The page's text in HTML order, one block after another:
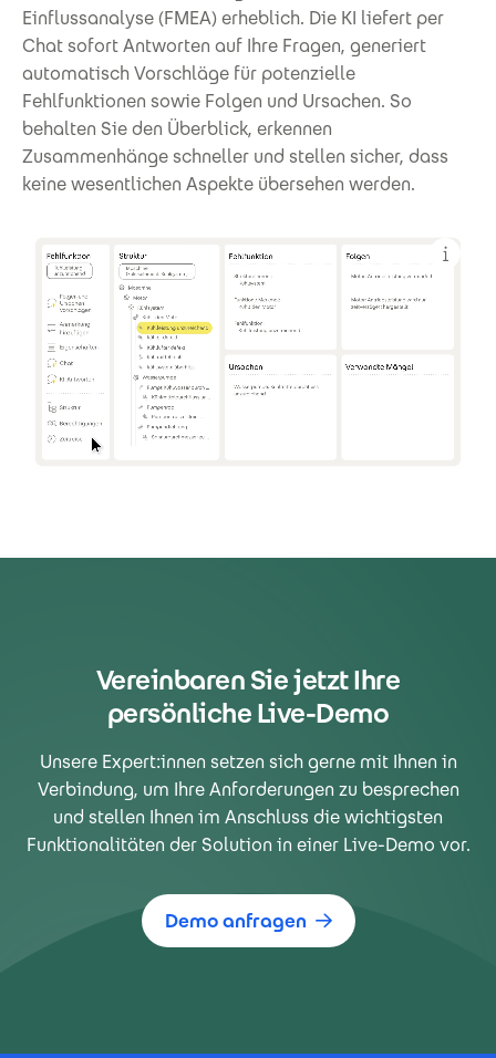
Einflussanalyse (FMEA) erheblich. Die KI liefert per
Chat sofort Antworten auf Ihre Fragen, generiert
automatisch Vorschläge für potenzielle
Fehlfunktionen sowie Folgen und Ursachen. So
behalten Sie den Überblick, erkennen
Zusammenhänge schneller und stellen sicher, dass
keine wesentlichen Aspekte übersehen werden.
Vereinbaren Sie jetzt Ihre
persönliche Live-Demo
Unsere Expert:innen setzen sich gerne mit Ihnen in
Verbindung, um Ihre Anforderungen zu besprechen
und stellen Ihnen im Anschluss die wichtigsten
Funktionalitäten der Solution in einer Live-Demo vor.
Demo anfragen